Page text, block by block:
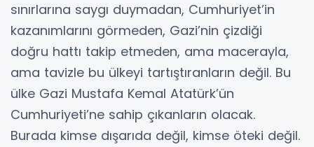
sınırlarına saygı duymadan, Cumhuriyet’in
kazanımlarını görmeden, Gazi’nin çizdiği
doğru hattı takip etmeden, ama macerayla,
ama tavizle bu ülkeyi tartıştıranların değil. Bu
ülke Gazi Mustafa Kemal Atatürk’ün
Cumhuriyeti’ne sahip çıkanların olacak.
Burada kimse dışarıda değil, kimse öteki değil.